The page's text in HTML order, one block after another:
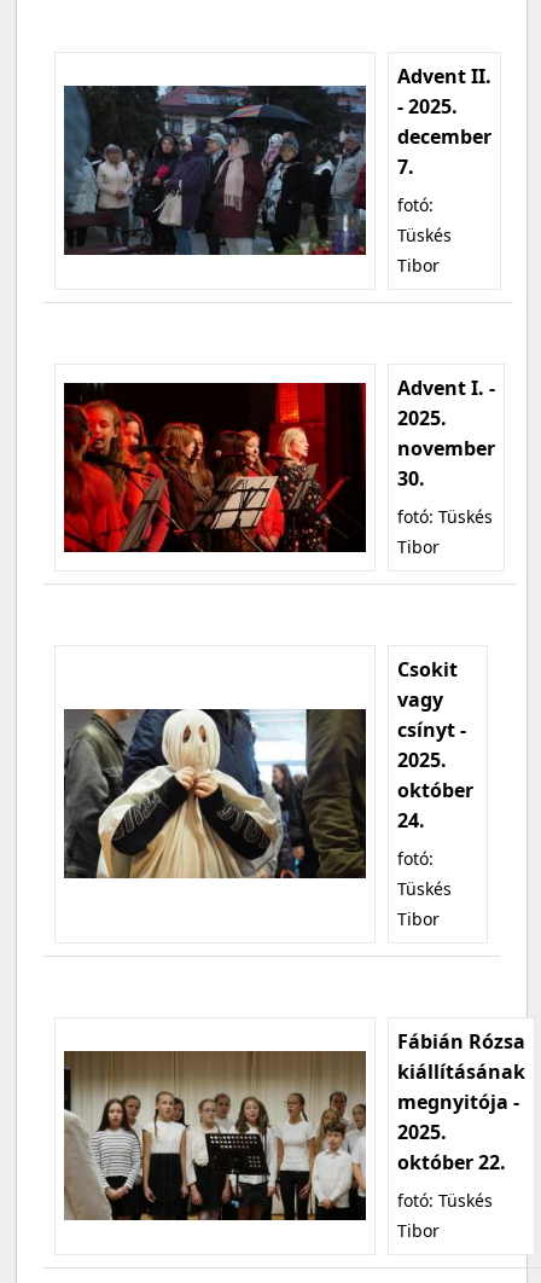
Advent II.
- 2025.
december
7.
fotó:
Tüskés
Tibor
Advent I. -
2025.
november
30.
fotó: Tüskés
Tibor
Csokit
vagy
csínyt -
2025.
október
24.
fotó:
Tüskés
Tibor
Fábián Rózsa
kiállításának
megnyitója -
2025.
október 22.
fotó: Tüskés
Tibor